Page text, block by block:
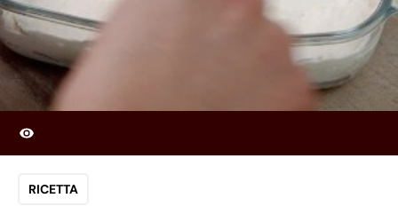
RICETTA